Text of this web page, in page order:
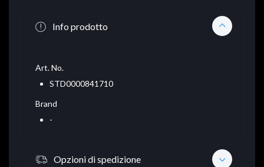
Info prodotto
Art. No.
STD0000841710
Brand
-
Opzioni di spedizione